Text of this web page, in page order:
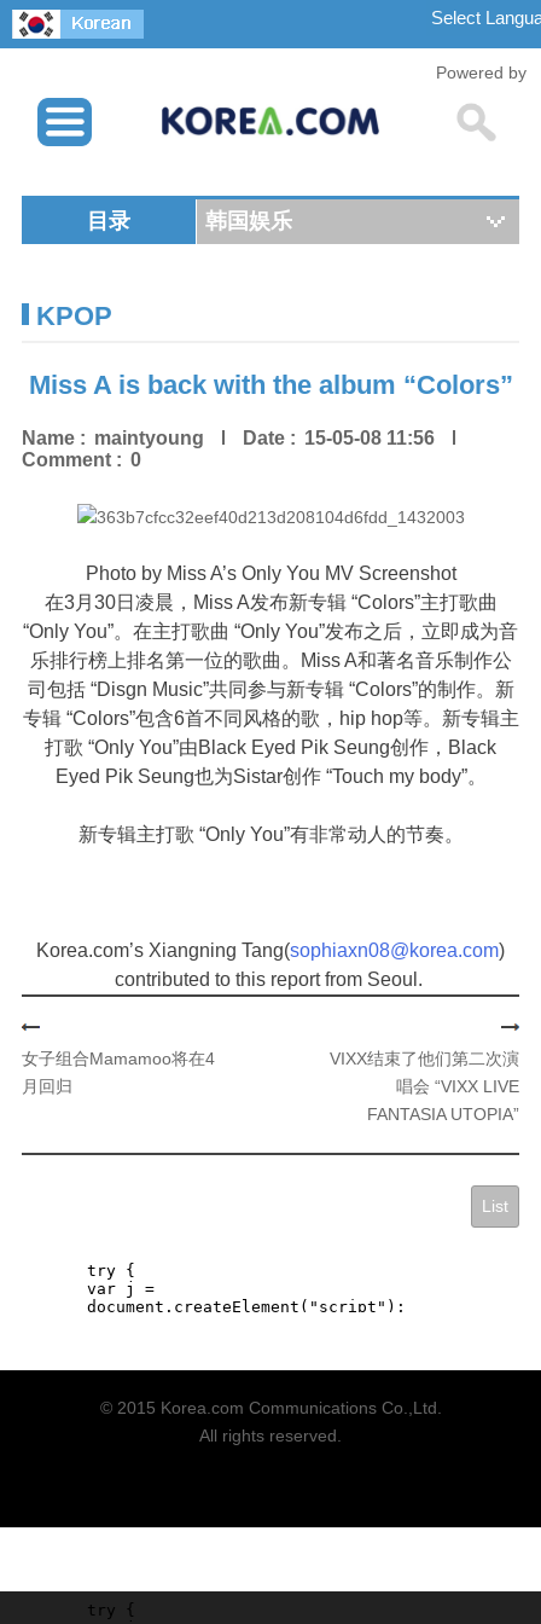
Powered by
目录 韩国娱乐
KPOP
Miss A is back with the album “Colors”
Name : maintyoung Date : 15-05-08 11:56
Comment : 0
Photo by Miss A’s Only You MV Screenshot
在3月30日凌晨，Miss A发布新专辑 “Colors”主打歌曲
“Only You”。在主打歌曲 “Only You”发布之后，立即成为音
乐排行榜上排名第一位的歌曲。Miss A和著名音乐制作公
司包括 “Disgn Music”共同参与新专辑 “Colors”的制作。新
专辑 “Colors”包含6首不同风格的歌，hip hop等。新专辑主
打歌 “Only You”由Black Eyed Pik Seung创作，Black
Eyed Pik Seung也为Sistar创作 “Touch my body”。
新专辑主打歌 “Only You”有非常动人的节奏。
Korea.com’s Xiangning Tang(sophiaxn08@korea.com)
contributed to this report from Seoul.
女子组合Mamamoo将在4
月回归
VIXX结束了他们第二次演
唱会 “VIXX LIVE
FANTASIA UTOPIA”
List
© 2015 Korea.com Communications Co.,Ltd.
All rights reserved.